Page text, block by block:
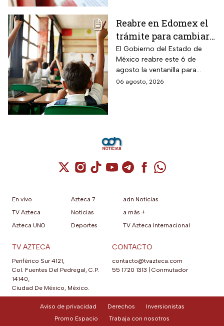
Reabre en Edomex el
trámite para cambiar
de escuela a tus hijos
en preescolar,
primaria o secundaria:
es gratis y esta es la
El Gobierno del Estado de
México reabre este 6 de
agosto la ventanilla para
quienes buscan un cambio de
06 agosto, 2026
Cuenta de X / Twitter (se abre en una
Cuenta de Instagram (se abre en una
Cuenta de TikTok (se abre en
Cuenta de YouTube (se abre
Cuenta de Telegram (se
Cuenta de
Cuenta de
En vivo
TV Azteca
Azteca UNO
Azteca 7
Noticias
Deportes
adn Noticias
a más +
TV Azteca Internacional
TV AZTECA
Periférico Sur 4121,
Col. Fuentes Del Pedregal, C.P.
14140,
Ciudad De México, México.
CONTACTO
contacto@tvazteca.com
55 1720 1313
Conmutador
Aviso de privacidad Derechos
Inversionistas
Promo Espacio
Trabaja con nosotros